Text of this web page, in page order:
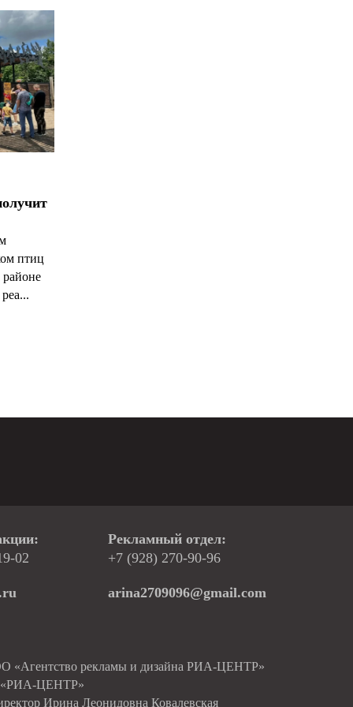
птиц
02
Рекламный отдел:
+7 (928) 270-90-96
arina2709096@gmail.com
«Агентство рекламы и дизайна РИА-ЦЕНТР»
«РИА-ЦЕНТР»
Ирина Леонидовна Ковалевская